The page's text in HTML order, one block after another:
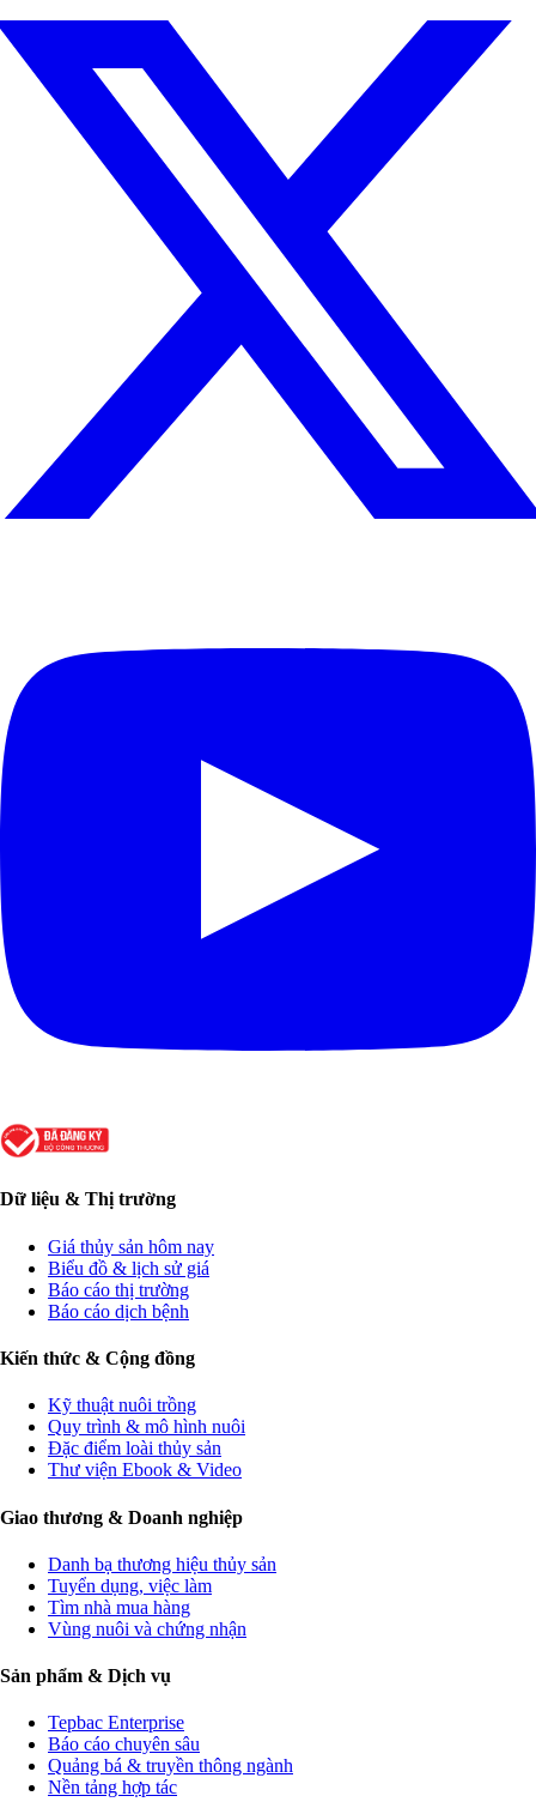
Dữ liệu & Thị trường
Giá thủy sản hôm nay
Biểu đồ & lịch sử giá
Báo cáo thị trường
Báo cáo dịch bệnh
Kiến thức & Cộng đồng
Kỹ thuật nuôi trồng
Quy trình & mô hình nuôi
Đặc điểm loài thủy sản
Thư viện Ebook & Video
Giao thương & Doanh nghiệp
Danh bạ thương hiệu thủy sản
Tuyển dụng, việc làm
Tìm nhà mua hàng
Vùng nuôi và chứng nhận
Sản phẩm & Dịch vụ
Tepbac Enterprise
Báo cáo chuyên sâu
Quảng bá & truyền thông ngành
Nền tảng hợp tác